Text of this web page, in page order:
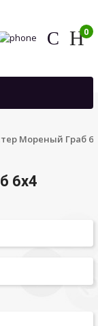
0
Мореный Граб
6х4